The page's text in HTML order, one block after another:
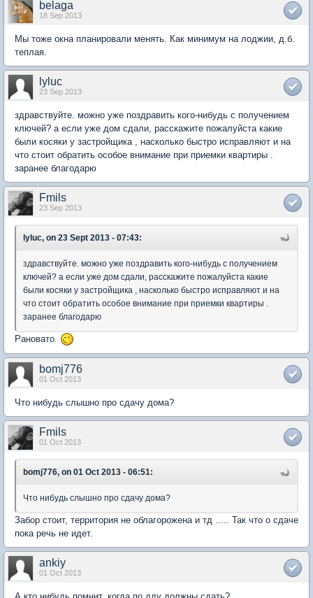
belaga
18 Sep 2013
Мы тоже окна планировали менять. Как минимум на лоджии, д.б.
теплая.
lyluc
23 Sep 2013
здравствуйте. можно уже поздравить кого-нибудь с получением
ключей? а если уже дом сдали, расскажите пожалуйста какие
были косяки у застройщика , насколько быстро исправляют и на
что стоит обратить особое внимание при приемки квартиры .
заранее благодарю
Fmils
23 Sep 2013
lyluc, on 23 Sept 2013 - 07:43:
здравствуйте. можно уже поздравить кого-нибудь с получением
ключей? а если уже дом сдали, расскажите пожалуйста какие
были косяки у застройщика , насколько быстро исправляют и на
что стоит обратить особое внимание при приемки квартиры .
заранее благодарю
Рановато
bomj776
01 Oct 2013
Что нибудь слышно про сдачу дома?
Fmils
01 Oct 2013
bomj776, on 01 Oct 2013 - 06:51:
Что нибудь слышно про сдачу дома?
Забор стоит, территория не облагорожена и тд ..... Так что о сдаче
пока речь не идет.
ankiy
01 Oct 2013